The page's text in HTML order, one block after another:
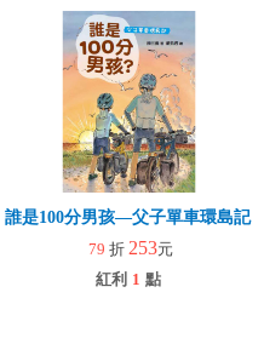
樂(玩具)
誰是100分男孩—父子單車環島記
79 折 253元
紅利 1 點